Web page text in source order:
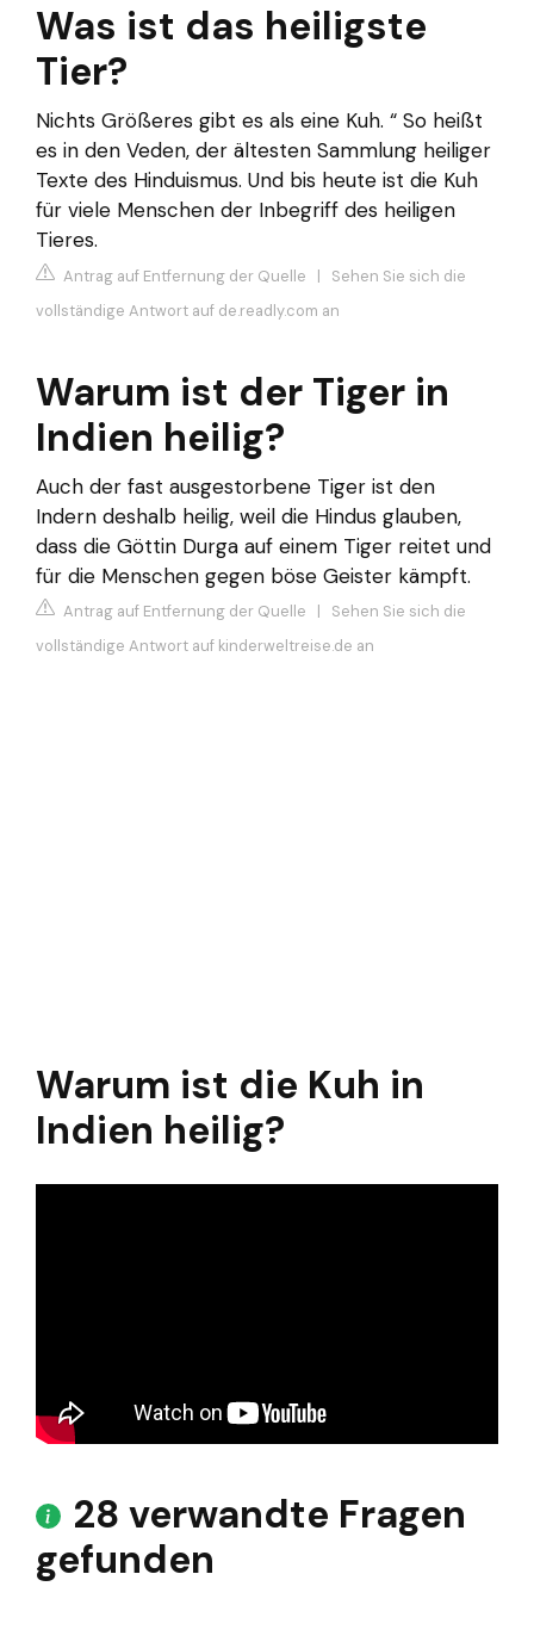
Was ist das heiligste
Tier?
Nichts Größeres gibt es als eine Kuh. “ So heißt
es in den Veden, der ältesten Sammlung heiliger
Texte des Hinduismus. Und bis heute ist die Kuh
für viele Menschen der Inbegriff des heiligen
Tieres.
Antrag auf Entfernung der Quelle | Sehen Sie sich die
vollständige Antwort auf de.readly.com an
Warum ist der Tiger in
Indien heilig?
Auch der fast ausgestorbene Tiger ist den
Indern deshalb heilig, weil die Hindus glauben,
dass die Göttin Durga auf einem Tiger reitet und
für die Menschen gegen böse Geister kämpft.
Antrag auf Entfernung der Quelle | Sehen Sie sich die
vollständige Antwort auf kinderweltreise.de an
Warum ist die Kuh in
Indien heilig?
28 verwandte Fragen
gefunden